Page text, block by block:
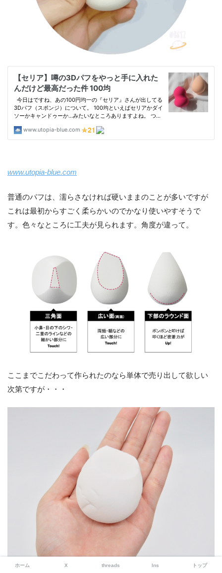
www.utopia-blue.com
普通のパフは、濡らさなければ硬いままのことが多いですが
これは最初からすごく柔らかいのでかなり使いやすそうで
す。色々なところに工夫が見られます。角度が違って。
ここまでこだわって作られたのなら単体で売り出して欲しい
次第ですが・・・
ホーム X threads Ins トップ